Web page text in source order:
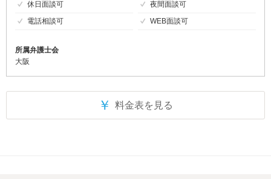
休日面談可
夜間面談可
電話相談可
WEB面談可
所属弁護士会
大阪
￥ 料金表を見る